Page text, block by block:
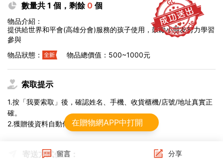
數量共 1 個，剩餘0 個
物品介紹：
提供給世界和平會(高雄分會)服務的孩子使用，鼓勵小朋友努力學習
參與
物品狀態：
物品總價值：500~1000元
索取提示
1.按「我要索取」後，確認姓名、手機、收貨櫃機/店號/地址真實正
確。
2.獲贈後資料自動傳給物流，不可修改。
寄送方式任選：
留言 分享
在贈物網APP中打開